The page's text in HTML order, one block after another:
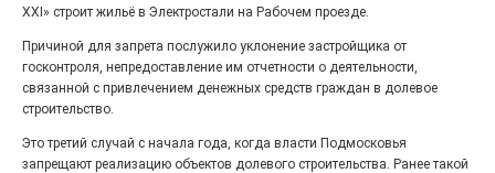
0
XXI» строит жильё в Электростали на Рабочем проезде.
Причиной для запрета послужило уклонение застройщика от
госконтроля, непредоставление им отчетности о деятельности,
связанной с привлечением денежных средств граждан в долевое
строительство.
Это третий случай с начала года, когда власти Подмосковья
запрещают реализацию объектов долевого строительства. Ранее такой